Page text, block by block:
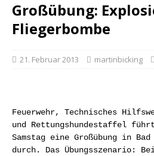
Großübung:
Fliegerbombe
21. Februar 2013 martinbicking
Feuerwehr, Technisches
und Rettungshundestaffel
Samstag eine Großübung in Bad
durch. Das Übungsszenario: